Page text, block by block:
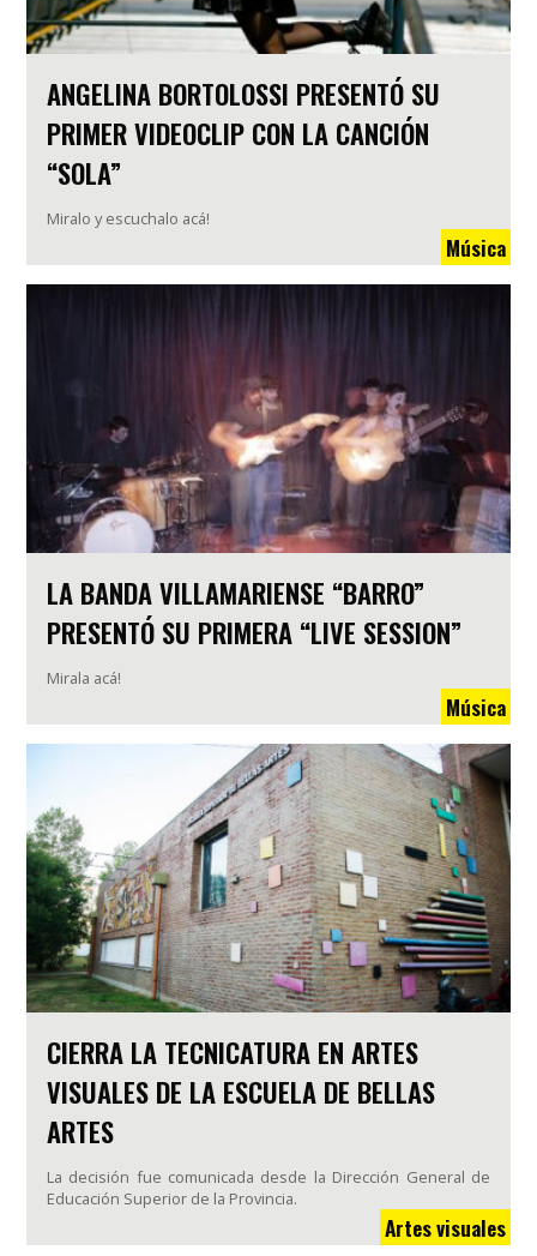
ANGELINA BORTOLOSSI PRESENTÓ SU
PRIMER VIDEOCLIP CON LA CANCIÓN
“SOLA”
Miralo y escuchalo acá!
Música
LA BANDA VILLAMARIENSE “BARRO”
PRESENTÓ SU PRIMERA “LIVE SESSION”
Mirala acá!
Música
CIERRA LA TECNICATURA EN ARTES
VISUALES DE LA ESCUELA DE BELLAS
ARTES
La decisión fue comunicada desde la Dirección General de
Educación Superior de la Provincia.
Artes visuales